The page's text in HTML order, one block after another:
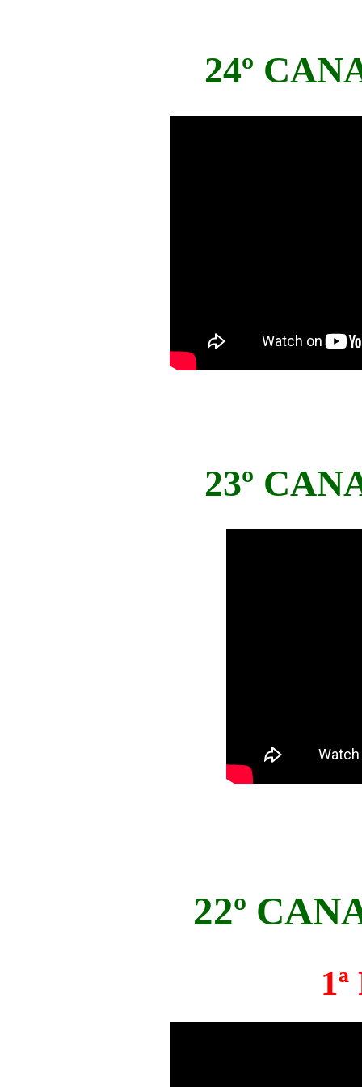
24º
23º
22º